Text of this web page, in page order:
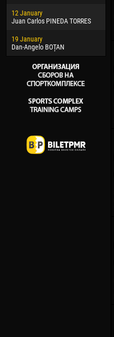
12 January
Juan Carlos PINEDA TORRES
19 January
Dan-Angelo BOȚAN